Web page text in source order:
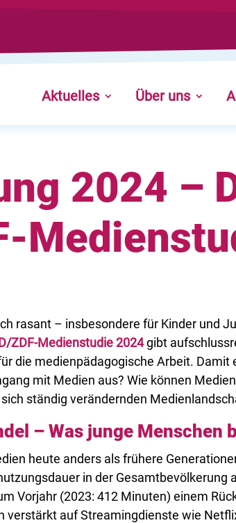
Aktuelles Über uns
2024 –
rasant – insbesondere für Kinder und
ZDF-Medienstudie 2024gibt
die medienpädagogische Arbeit. Damit
mit Medien aus? Wie können
ständig verändernden
– Was junge Menschen
heute anders als frühere
in der Gesamtbevölkerung
Vorjahr (2023: 412 Minuten) einem
verstärkt auf Streamingdienste wie